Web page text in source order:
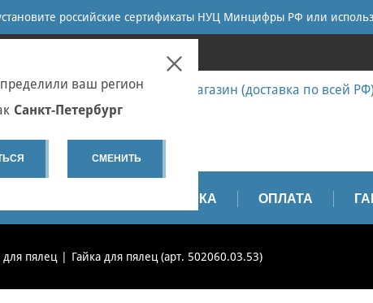
российские сертификаты НУЦ Минцифры РФ или
ваш регион
Санкт-Петербург
СМЕНИТЬ
67-58 Запчасти - интернет-магазин (доставка по всей
67-37 Ремонт
ДОСТАВКА ОПЛАТА
пялец Гайка для пялец (арт. 502060.03.53)